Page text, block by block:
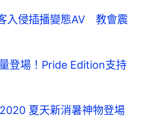
入侵插播變態AV 教會震
登場！Pride Edition支持
夏天新消暑神物登場